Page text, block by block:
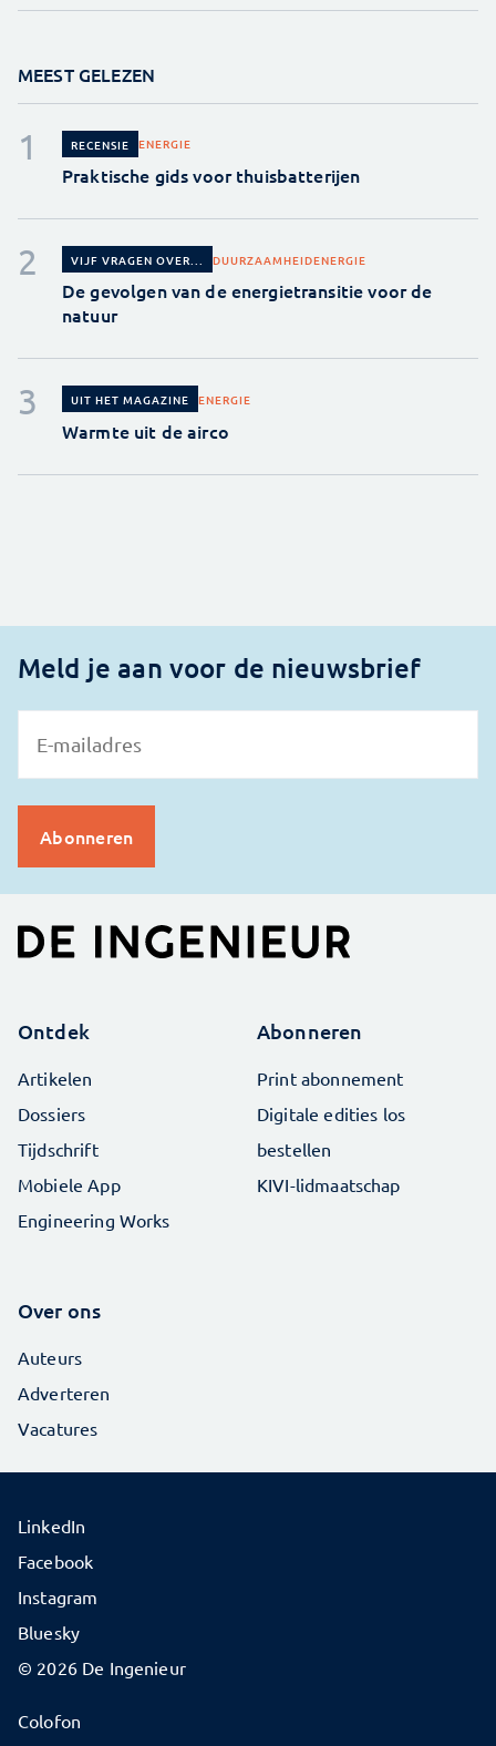
MEEST GELEZEN
RECENSIE ENERGIE
Praktische gids voor thuisbatterijen
VIJF VRAGEN OVER... DUURZAAMHEIDENERGIE
De gevolgen van de energietransitie voor de
natuur
UIT HET MAGAZINE ENERGIE
Warmte uit de airco
Meld je aan voor de nieuwsbrief
Ontdek
Artikelen
Dossiers
Tijdschrift
Mobiele App
Engineering Works
Abonneren
Print abonnement
Digitale edities los
bestellen
KIVI-lidmaatschap
Over ons
Auteurs
Adverteren
Vacatures
© 2026 De Ingenieur
Colofon
LinkedIn
Facebook
Instagram
Bluesky